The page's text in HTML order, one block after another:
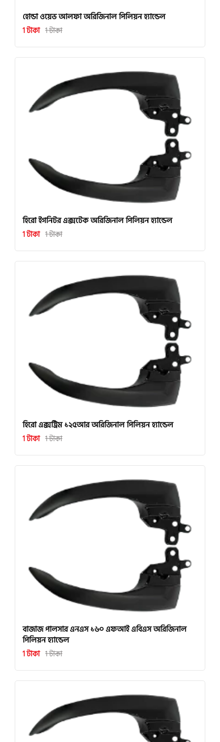
হোন্ডা ওয়েভ আলফা অরিজিনাল পিলিয়ন হ্যান্ডেল
1 টাকা 1 টাকা
হিরো ইগনিটর এক্সটেক অরিজিনাল পিলিয়ন হ্যান্ডেল
1 টাকা 1 টাকা
হিরো এক্সট্রিম ১২৫আর অরিজিনাল পিলিয়ন হ্যান্ডেল
1 টাকা 1 টাকা
বাজাজ পালসার এনএস ১৬০ এফআই এবিএস অরিজিনাল
পিলিয়ন হ্যান্ডেল
1 টাকা 1 টাকা